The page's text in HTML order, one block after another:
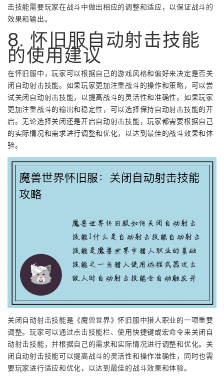
击技能需要玩家在战斗中做出相应的调整和适应，以保证战斗的
效果和输出。
8. 怀旧服自动射击技能
的使用建议
在怀旧服中，玩家可以根据自己的游戏风格和偏好来决定是否关
闭自动射击技能。如果玩家更加注重战斗的操作和策略，可以尝
试关闭自动射击技能，以提高战斗的灵活性和准确性。如果玩家
更加注重战斗的输出和稳定性，可以选择保持自动射击技能的开
启。无论选择关闭还是开启自动射击技能，玩家都需要根据自己
的实际情况和需求进行调整和优化，以达到最佳的战斗效果和体
验。
关闭自动射击技能是《魔兽世界》怀旧服中猎人职业的一项重要
调整。玩家可以通过点击技能栏、使用快捷键或宏命令来关闭自
动射击技能，并根据自己的需求和实际情况进行调整和优化。关
闭自动射击技能可以提高战斗的灵活性和操作准确性，同时也需
要玩家进行适应和优化，以达到最佳的战斗效果和体验。